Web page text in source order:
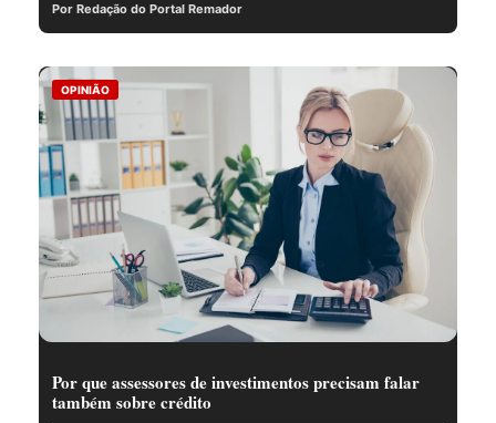
Por Redação do Portal Remador
OPINIÃO
Por que assessores de investimentos precisam falar
também sobre crédito